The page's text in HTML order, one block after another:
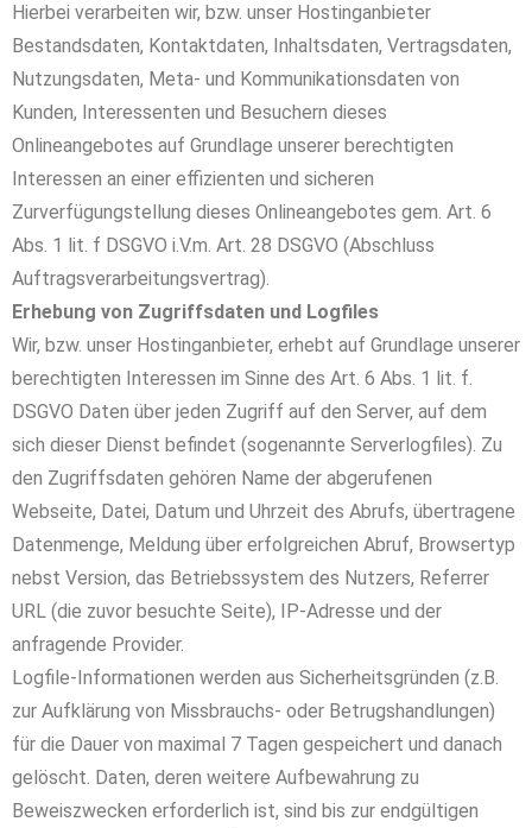
Hierbei verarbeiten wir, bzw. unser Hostinganbieter
Bestandsdaten, Kontaktdaten, Inhaltsdaten, Vertragsdaten,
Nutzungsdaten, Meta- und Kommunikationsdaten von
Kunden, Interessenten und Besuchern dieses
Onlineangebotes auf Grundlage unserer berechtigten
Interessen an einer effizienten und sicheren
Zurverfügungstellung dieses Onlineangebotes gem. Art. 6
Abs. 1 lit. f DSGVO i.V.m. Art. 28 DSGVO (Abschluss
Auftragsverarbeitungsvertrag).
Erhebung von Zugriffsdaten und Logfiles
Wir, bzw. unser Hostinganbieter, erhebt auf Grundlage unserer
berechtigten Interessen im Sinne des Art. 6 Abs. 1 lit. f.
DSGVO Daten über jeden Zugriff auf den Server, auf dem
sich dieser Dienst befindet (sogenannte Serverlogfiles). Zu
den Zugriffsdaten gehören Name der abgerufenen
Webseite, Datei, Datum und Uhrzeit des Abrufs, übertragene
Datenmenge, Meldung über erfolgreichen Abruf, Browsertyp
nebst Version, das Betriebssystem des Nutzers, Referrer
URL (die zuvor besuchte Seite), IP-Adresse und der
anfragende Provider.
Logfile-Informationen werden aus Sicherheitsgründen (z.B.
zur Aufklärung von Missbrauchs- oder Betrugshandlungen)
für die Dauer von maximal 7 Tagen gespeichert und danach
gelöscht. Daten, deren weitere Aufbewahrung zu
Beweiszwecken erforderlich ist, sind bis zur endgültigen